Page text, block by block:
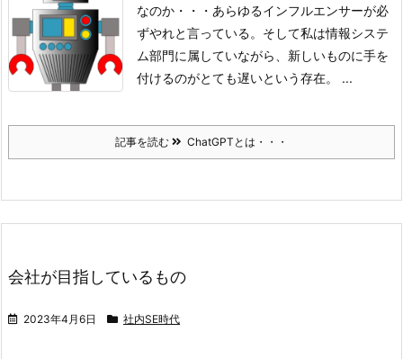
なのか・・・ あらゆるインフルエンサーが必
ずやれと言っている。 そして私は情報システ
ム部門に属していながら、新しいものに手を
付けるのがとても遅いという存在。 ...
記事を読む ChatGPTとは・・・
会社が目指しているもの
2023年4月6日 社内SE時代